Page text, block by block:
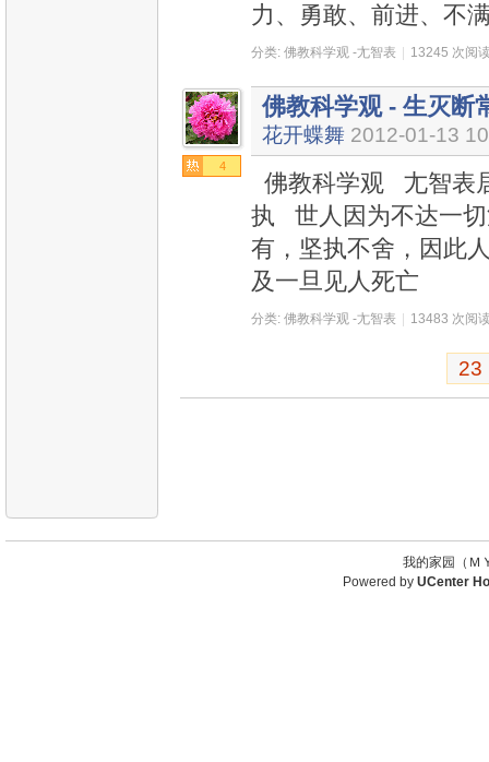
力、勇敢、前进、不
分类: 佛教科学观 -尢智表 13245 次阅
4
佛教科学观 - 生灭断
花开蝶舞 2012-01-13
佛教科学观 尢智
执 世人因为不达一切
有，坚执不舍，因此
及一旦见人死亡
分类: 佛教科学观 -尢智表 13483 次阅
23
我的家园（
Powered by UCenter